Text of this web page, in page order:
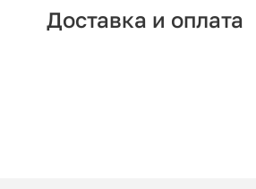
Доставка и оплата